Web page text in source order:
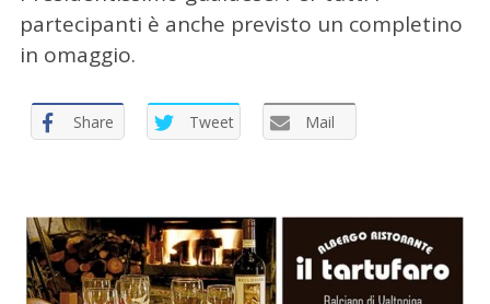
partecipanti è anche previsto un completino
in omaggio.
Share Tweet Mail